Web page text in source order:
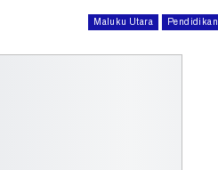
Maluku Utara Pendidikan